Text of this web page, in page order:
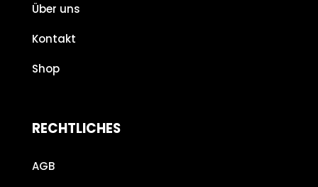
Über uns
Kontakt
Shop
RECHTLICHES
AGB